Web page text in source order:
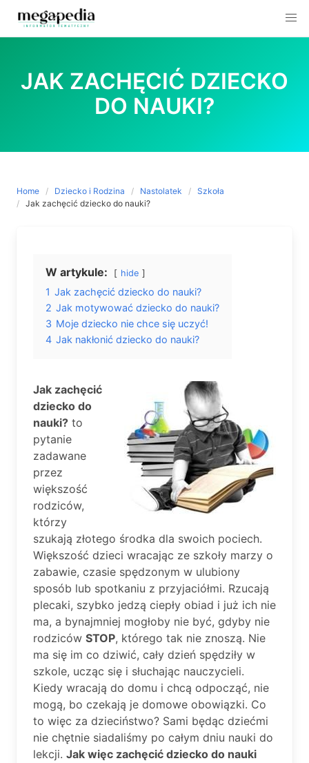
contentJAK ZACHĘCIĆ DZIECKO
DO NAUKI?
Home Dziecko i Rodzina Nastolatek
Szkoła
Jak zachęcić dziecko do nauki?
W artykule: hide
1 Jak zachęcić dziecko do nauki?
2 Jak motywować dziecko do nauki?
3 Moje dziecko nie chce się uczyć!
4 Jak nakłonić dziecko do nauki?
Jak zachęcić
dziecko do
nauki? to
pytanie
zadawane
przez
większość
rodziców,
którzy
szukają złotego środka dla swoich pociech.
Większość dzieci wracając ze szkoły marzy o
zabawie, czasie spędzonym w ulubiony
sposób lub spotkaniu z przyjaciółmi. Rzucają
plecaki, szybko jedzą ciepły obiad i już ich nie
ma, a bynajmniej mogłoby nie być, gdyby nie
rodziców STOP, którego tak nie znoszą. Nie
ma się im co dziwić, cały dzień spędziły w
szkole, ucząc się i słuchając nauczycieli.
Kiedy wracają do domu i chcą odpocząć, nie
mogą, bo czekają je domowe obowiązki. Co
to więc za dzieciństwo? Sami będąc dziećmi
nie chętnie siadaliśmy po całym dniu nauki do
lekcji. Jak więc zachęcić dziecko do nauki